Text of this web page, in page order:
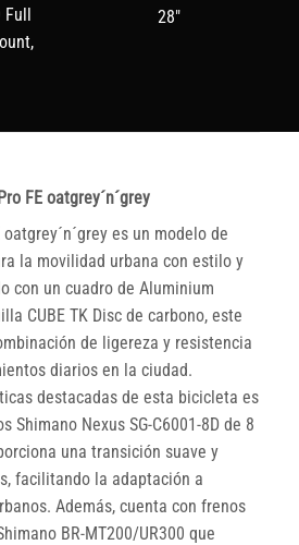
28"
FE oatgrey´n´grey
es un modelo de
la movilidad urbana con estilo y
con un cuadro de Aluminium
CUBE TK Disc de carbono, este
de ligereza y resistencia
diarios en la ciudad.
destacadas de esta bicicleta es
Shimano Nexus SG-C6001-8D de 8
una transición suave y
facilitando la adaptación a
Además, cuenta con frenos
BR-MT200/UR300 que